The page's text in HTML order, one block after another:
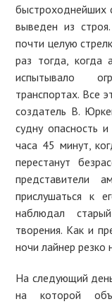
быстроходнейших
выведен из
почти целую
раз тогда, когда
испытывало
транспортах. Все
создатель В.
судну опасность
часа 45 минут,
перестанут
представители
прислушаться к
наблюдал
творения. Как и
ночи лайнер резко
На следующий
на которой